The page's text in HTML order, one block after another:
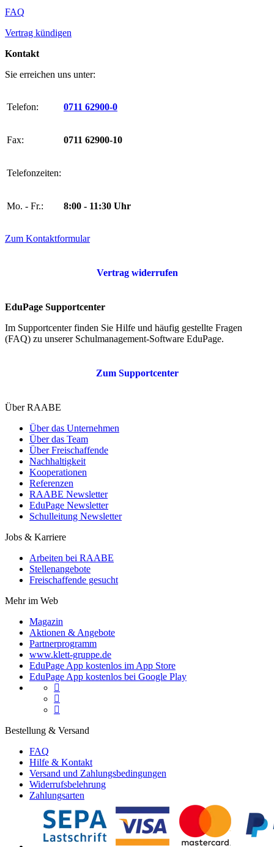
FAQ
Vertrag kündigen
Kontakt
Sie erreichen uns unter:
Telefon: 0711 62900-0
Fax: 0711 62900-10
Telefonzeiten:
Mo. - Fr.: 8:00 - 11:30 Uhr
Zum Kontaktformular
Vertrag widerrufen
EduPage Supportcenter
Im Supportcenter finden Sie Hilfe und häufig gestellte Fragen
(FAQ) zu unserer Schulmanagement-Software EduPage.
Zum Supportcenter
Über RAABE
Über das Unternehmen
Über das Team
Über Freischaffende
Nachhaltigkeit
Kooperationen
Referenzen
RAABE Newsletter
EduPage Newsletter
Schulleitung Newsletter
Jobs & Karriere
Arbeiten bei RAABE
Stellenangebote
Freischaffende gesucht
Mehr im Web
Magazin
Aktionen & Angebote
Partnerprogramm
www.klett-gruppe.de
EduPage App kostenlos im App Store
EduPage App kostenlos bei Google Play



Bestellung & Versand
FAQ
Hilfe & Kontakt
Versand und Zahlungsbedingungen
Widerrufsbelehrung
Zahlungsarten